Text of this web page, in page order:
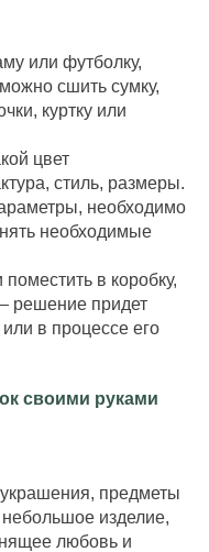
или футболку,
сшить сумку,
куртку или
цвет
стиль, размеры.
необходимо
необходимые
в коробку,
решение придет
или в процессе его
своими руками
предметы
изделие,
любовь и